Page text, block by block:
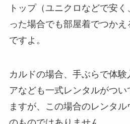
トップ（ユニクロなどで安
った場合でも部屋着でつか
ですよ。
カルドの場合、手ぶらで体
アなども一式レンタルがつい
ますが、この場合のレンタ